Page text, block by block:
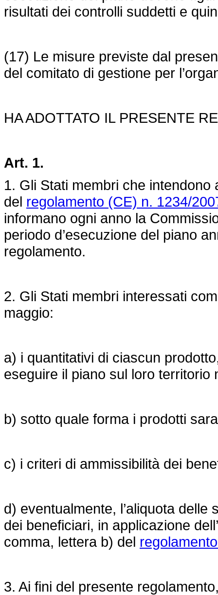
risultati dei controlli suddetti e
(17) Le misure previste dal
del comitato di gestione per
HA ADOTTATO IL PRESENTE
Art. 1.
1. Gli Stati membri che intendono
del regolamento (CE) n. 1234/
informano ogni anno la
periodo d’esecuzione del piano
regolamento.
2. Gli Stati membri interessati
maggio:
a) i quantitativi di ciascun
eseguire il piano sul loro territorio
b) sotto quale forma i prodotti
c) i criteri di ammissibilità dei
d) eventualmente, l’aliquota
dei beneficiari, in applicazione
comma, lettera b) del
3. Ai fini del presente